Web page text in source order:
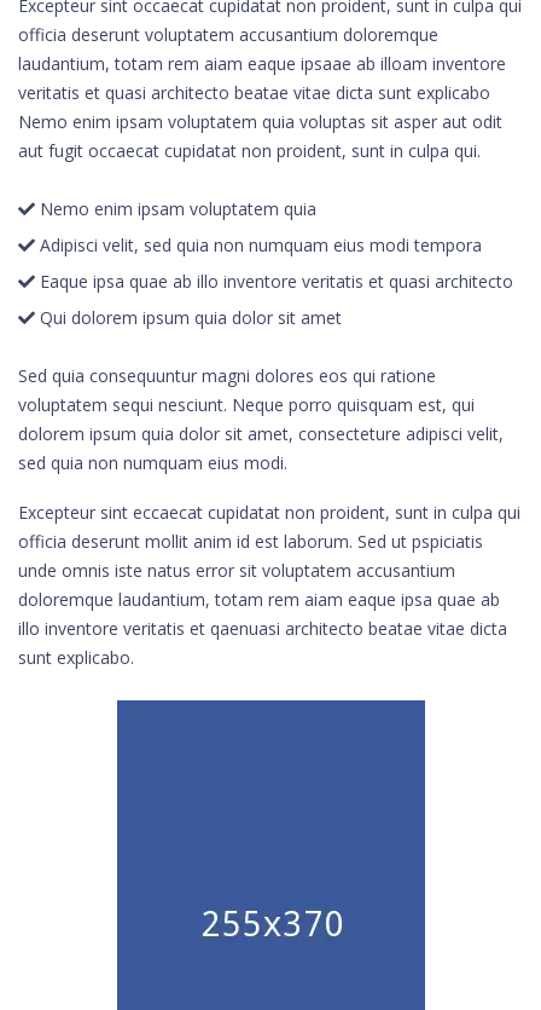
Excepteur sint occaecat cupidatat non proident, sunt in culpa qui
officia deserunt voluptatem accusantium doloremque
laudantium, totam rem aiam eaque ipsaae ab illoam inventore
veritatis et quasi architecto beatae vitae dicta sunt explicabo
Nemo enim ipsam voluptatem quia voluptas sit asper aut odit
aut fugit occaecat cupidatat non proident, sunt in culpa qui.
Nemo enim ipsam voluptatem quia
Adipisci velit, sed quia non numquam eius modi tempora
Eaque ipsa quae ab illo inventore veritatis et quasi architecto
Qui dolorem ipsum quia dolor sit amet
Sed quia consequuntur magni dolores eos qui ratione
voluptatem sequi nesciunt. Neque porro quisquam est, qui
dolorem ipsum quia dolor sit amet, consecteture adipisci velit,
sed quia non numquam eius modi.
Excepteur sint eccaecat cupidatat non proident, sunt in culpa qui
officia deserunt mollit anim id est laborum. Sed ut pspiciatis
unde omnis iste natus error sit voluptatem accusantium
doloremque laudantium, totam rem aiam eaque ipsa quae ab
illo inventore veritatis et qaenuasi architecto beatae vitae dicta
sunt explicabo.